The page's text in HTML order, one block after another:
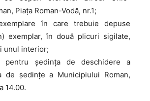
Piaţa Roman-Vodă, nr.1;
în care trebuie depuse
exemplar, în două plicuri sigilate,
unul interior;
pentru ședința de deschidere a
de ședințe a Municipiului Roman,
14.00.